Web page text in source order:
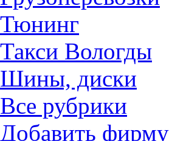
Тюнинг
Такси Вологды
Шины, диски
Все рубрики
Добавить фирму